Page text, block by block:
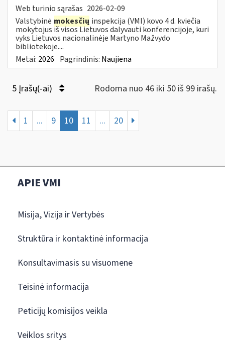
Web turinio sąrašas 2026-02-09
Valstybinė mokesčių inspekcija (VMI) kovo 4 d. kviečia
mokytojus iš visos Lietuvos dalyvauti konferencijoje, kuri
vyks Lietuvos nacionalinėje Martyno Mažvydo
bibliotekoje....
Metai: 2026 Pagrindinis: Naujiena
5 Įrašų(-ai) Rodoma nuo 46 iki 50 iš 99 irašų.
1 ... 9 10 11 ... 20
APIE VMI
Misija, Vizija ir Vertybės
Struktūra ir kontaktinė informacija
Konsultavimasis su visuomene
Teisinė informacija
Peticijų komisijos veikla
Veiklos sritys